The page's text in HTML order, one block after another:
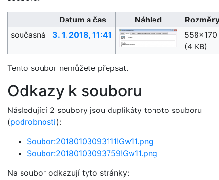
Datum a čas Náhled
Rozměry
současná
3. 1. 2018, 11:41
558×170
(4 KB)
Tento soubor nemůžete přepsat.
Odkazy k souboru
Následující 2 soubory jsou duplikáty tohoto souboru
(podrobnosti):
Soubor:20180103093111!Gw11.png
Soubor:20180103093759!Gw11.png
Na soubor odkazují tyto stránky: